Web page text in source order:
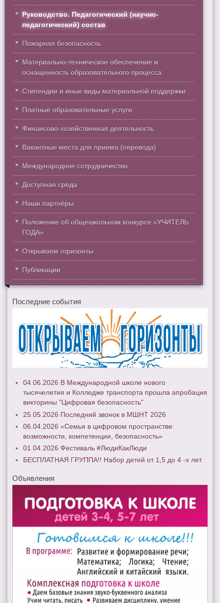
Руководство. Педагогический (научно-
педагогический) состав
Пожарная безопасность
Материально-техническое обеспечение и
оснащенность образовательного процесса
Стипендии и иные виды материальной поддержки
Платные образовательные услуги
Финансово-хозяйственная деятельность
Вакантные места для приема (перевода)
Международное сотрудничество
Доступная среда
Наши партнёры
Положение об общешкольном конкурсе «УЧИТЕЛЬ
ГОДА»
Открываем горизонты
Публикации
Последние события
04.06.2026 В Международной школе нового
тысячелетия и Колледже транспорта прошла апробация
викторины "Цифровая безопасность"
25.05.2026 Последний звонок в МШНТ 2026
06.04.2026 «Семья в цифровом пространстве:
возможности, компетенции, безопасность»
01.04.2026 Фестиваль #ЛюдиКакЛюди
БЕСПЛАТНАЯ ГРУППА!! Набор детей от 1,5 до 4 -х лет
Объявления